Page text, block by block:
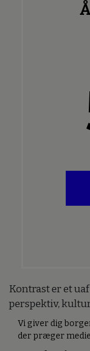
Kontrast er et
perspektiv,
Vi giver dig
der præger